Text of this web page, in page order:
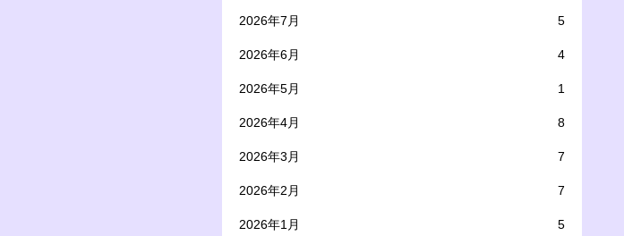
2026年7月 5
2026年6月 4
2026年5月 1
2026年4月 8
2026年3月 7
2026年2月 7
2026年1月 5